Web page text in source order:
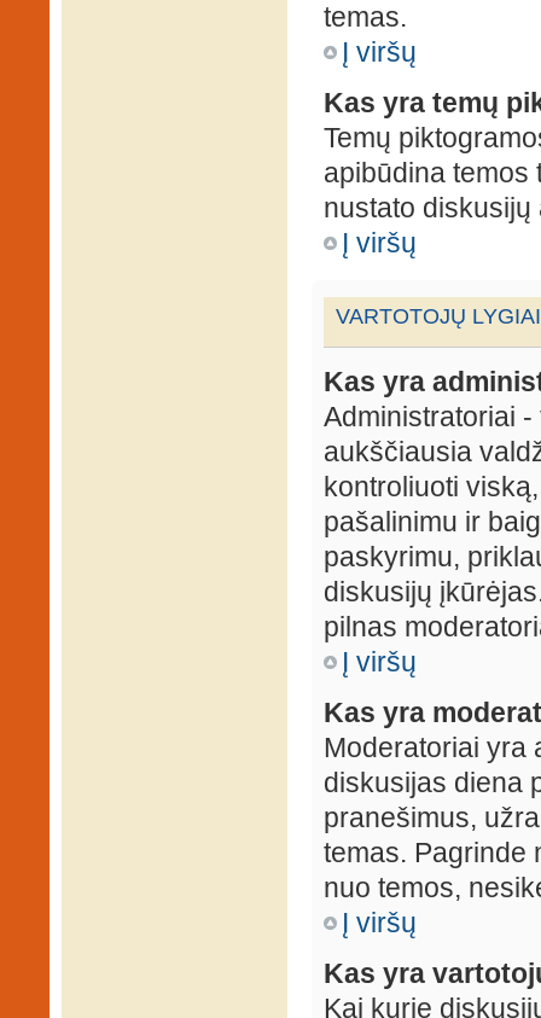
temas.
Į viršų
Kas yra temų
Temų
apibūdina temos
nustato
Į viršų
VARTOTOJŲ
Kas yra
Administratoriai
aukščiausia
kontroliuoti
pašalinimu ir
paskyrimu,
diskusijų
pilnas
Į viršų
Kas yra
Moderatoriai yra
diskusijas diena
pranešimus,
temas. Pagrinde
nuo temos,
Į viršų
Kas yra
Kai kurie